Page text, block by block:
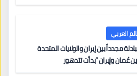
العربي
مجدداً بين إيران والولايات المتحدة
عُمان وإيران “بدأت تتدهور